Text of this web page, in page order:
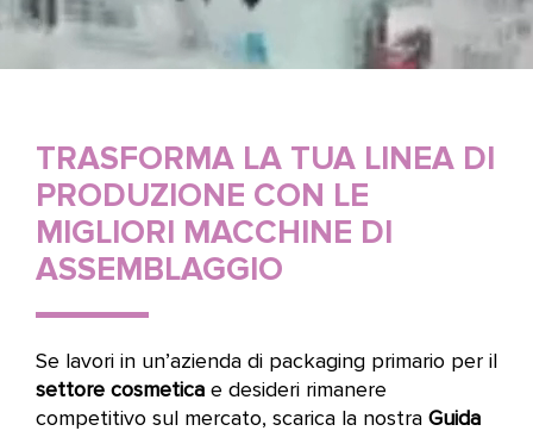
TRASFORMA LA TUA LINEA DI
PRODUZIONE CON LE
MIGLIORI MACCHINE DI
ASSEMBLAGGIO
Se lavori in un’azienda di packaging primario per il
settore cosmeticae desideri rimanere
competitivo sul mercato, scarica la nostra Guida